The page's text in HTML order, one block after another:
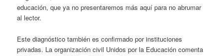
educación, que ya no presentaremos más aquí para no abrumar
al lector.
Este diagnóstico también es confirmado por instituciones
privadas. La organización civil Unidos por la Educación comenta